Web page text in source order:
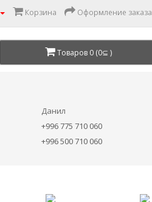
Корзина Оформление заказа
Товаров 0 (0⊆ )
Данил
+996 775 710 060
+996 500 710 060